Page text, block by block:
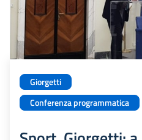
Giorgetti
Conferenza programmatica